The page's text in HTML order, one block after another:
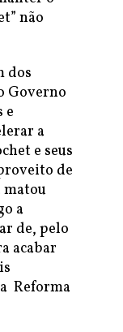
não
dos
Governo
e
a
e seus
de
a
de, pelo
acabar
Reforma